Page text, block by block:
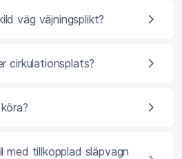
väg väjningsplikt?
cirkulationsplats?
tillkopplad släpvagn